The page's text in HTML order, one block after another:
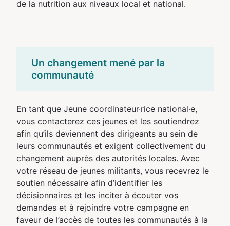
de la nutrition aux niveaux local et national.
Un changement mené par la
communauté
En tant que Jeune coordinateur·rice national·e,
vous contacterez ces jeunes et les soutiendrez
afin qu’ils deviennent des dirigeants au sein de
leurs communautés et exigent collectivement du
changement auprès des autorités locales. Avec
votre réseau de jeunes militants, vous recevrez le
soutien nécessaire afin d’identifier les
décisionnaires et les inciter à écouter vos
demandes et à rejoindre votre campagne en
faveur de l’accès de toutes les communautés à la